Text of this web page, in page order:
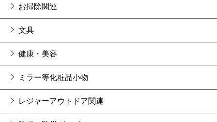
お掃除関連
文具
健康・美容
ミラー等化粧品小物
レジャーアウトドア関連